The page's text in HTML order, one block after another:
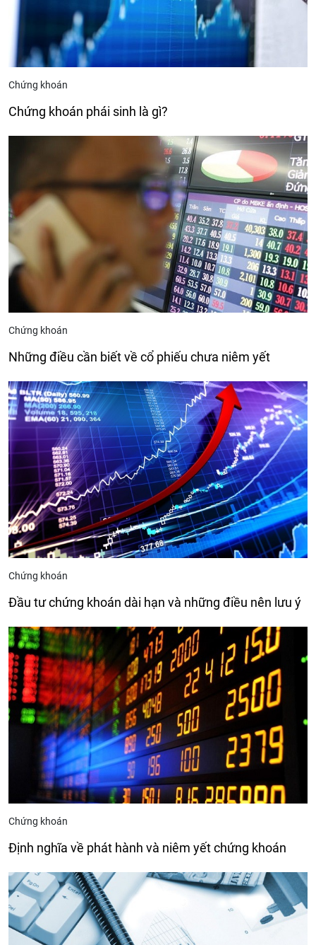
Chứng khoán
Chứng khoán phái sinh là gì?
Chứng khoán
Những điều cần biết về cổ phiếu chưa niêm yết
Chứng khoán
Đầu tư chứng khoán dài hạn và những điều nên lưu ý
Chứng khoán
Định nghĩa về phát hành và niêm yết chứng khoán